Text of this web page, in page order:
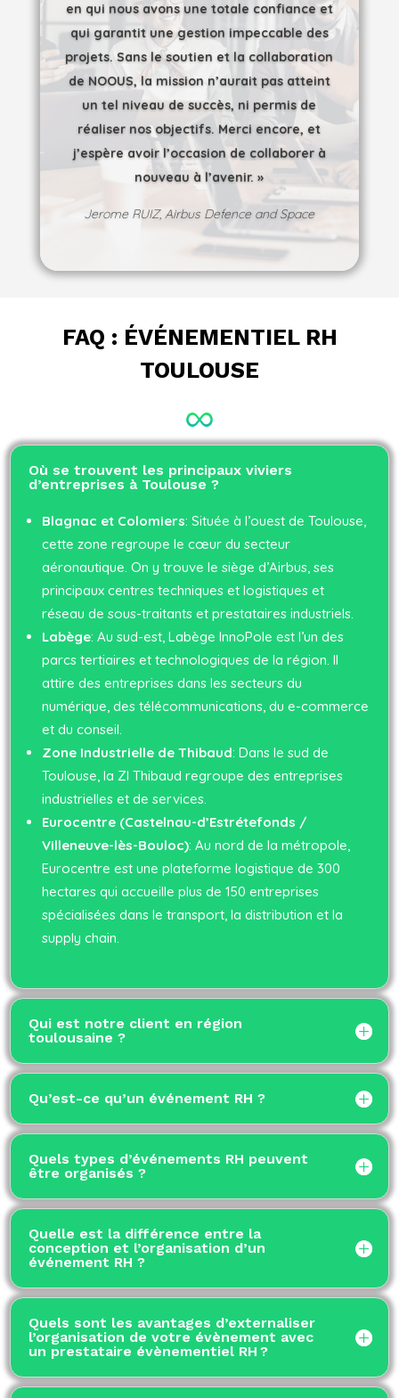
en qui nous avons une totale confiance et
qui garantit une gestion impeccable des
projets. Sans le soutien et la collaboration
de NOOUS, la mission n’aurait pas atteint
un tel niveau de succès, ni permis de
réaliser nos objectifs. Merci encore, et
j’espère avoir l’occasion de collaborer à
nouveau à l’avenir. »
Jerome RUIZ, Airbus Defence and Space
FAQ : ÉVÉNEMENTIEL RH
TOULOUSE
Où se trouvent les principaux viviers
d’entreprises à Toulouse ?
Blagnac et Colomiers: Située à l’ouest de Toulouse,
cette zone regroupe le cœur du secteur
aéronautique. On y trouve le siège d’Airbus, ses
principaux centres techniques et logistiques et
réseau de sous-traitants et prestataires industriels.
Labège: Au sud-est, Labège InnoPole est l’un des
parcs tertiaires et technologiques de la région. Il
attire des entreprises dans les secteurs du
numérique, des télécommunications, du e-commerce
et du conseil.
Zone Industrielle de Thibaud: Dans le sud de
Toulouse, la ZI Thibaud regroupe des entreprises
industrielles et de services.
Eurocentre (Castelnau-d’Estrétefonds /
Villeneuve-lès-Bouloc): Au nord de la métropole,
Eurocentre est une plateforme logistique de 300
hectares qui accueille plus de 150 entreprises
spécialisées dans le transport, la distribution et la
supply chain.
Qui est notre client en région
toulousaine ?
Qu’est-ce qu’un événement RH ?
Quels types d’événements RH peuvent
être organisés ?
Quelle est la différence entre la
conception et l’organisation d’un
événement RH ?
Quels sont les avantages d’externaliser
l’organisation de votre évènement avec
un prestataire évènementiel RH ?